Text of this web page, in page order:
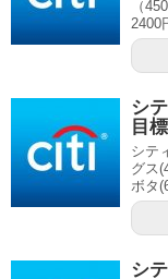
（
2400
シ
目
シテ
グス
ボタ
シ